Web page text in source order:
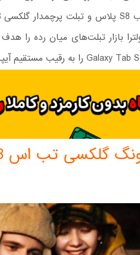
بازار تبلت‌های میان رده را